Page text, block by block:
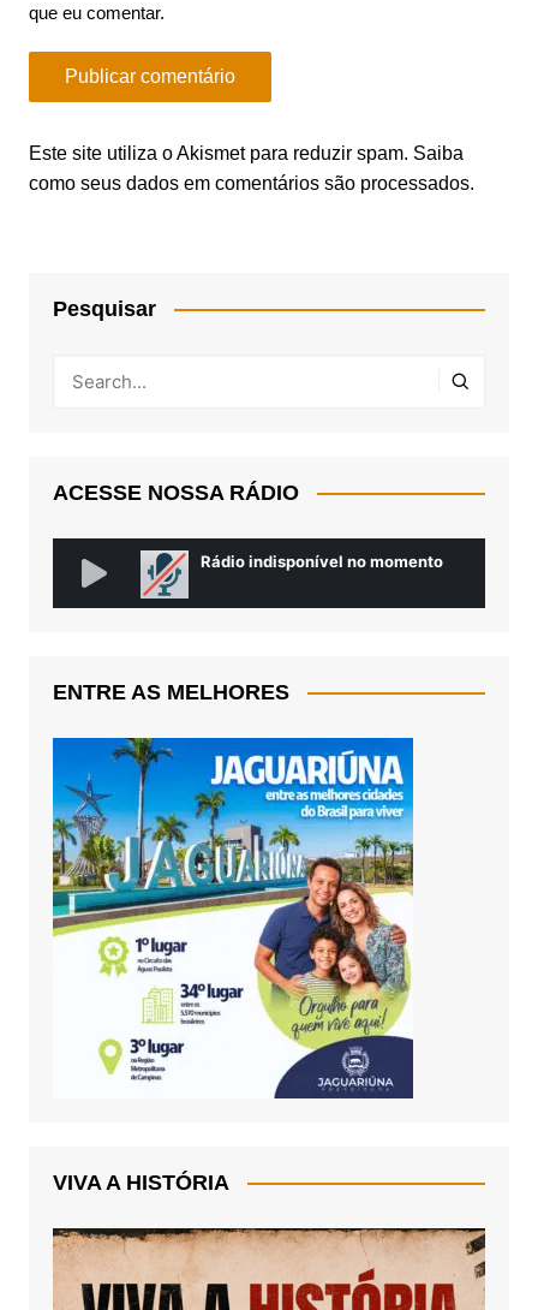
que eu comentar.
Este site utiliza o Akismet para reduzir spam. Saiba
como seus dados em comentários são processados.
Pesquisar
ACESSE NOSSA RÁDIO
ENTRE AS MELHORES
VIVA A HISTÓRIA